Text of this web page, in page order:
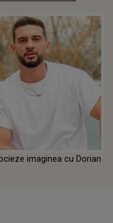
imaginea cu Dorian